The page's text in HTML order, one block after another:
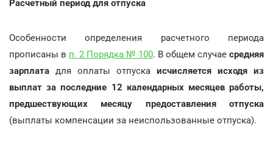
Расчетный период для отпуска
Особенности определения расчетного периода
прописаны в п. 2 Порядка № 100. В общем случаесредняя
зарплата для оплаты отпуска исчисляется исходя из
выплат за последние 12 календарных месяцев работы,
предшествующих месяцу предоставления отпуска
(выплаты компенсации за неиспользованные отпуска).